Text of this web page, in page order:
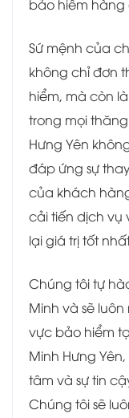
bảo hiểm hàng
Sứ mệnh của
không chỉ đơn
hiểm, mà còn
trong mọi
Hưng Yên
đáp ứng sự
của khách
cải tiến dịch vụ
lại giá trị tốt
Chúng tôi tự
Minh và sẽ
vực bảo hiểm
Minh Hưng
tâm và sự tin
Chúng tôi sẽ